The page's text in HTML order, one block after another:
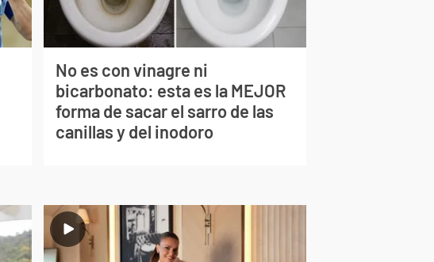
No es con vinagre ni
bicarbonato: esta es la MEJOR
forma de sacar el sarro de las
canillas y del inodoro